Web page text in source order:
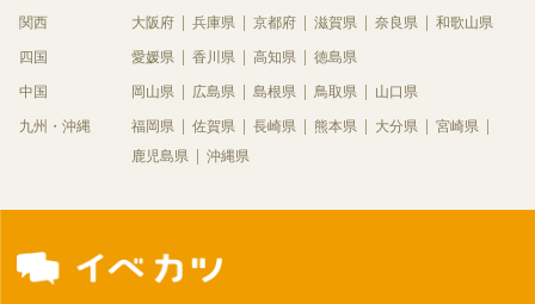
関西 大阪府 兵庫県 京都府 滋賀県 奈良県 和歌山県
四国 愛媛県 香川県 高知県 徳島県
中国 岡山県 広島県 島根県 鳥取県 山口県
九州・沖縄 福岡県 佐賀県 長崎県 熊本県 大分県
宮崎県
鹿児島県
沖縄県